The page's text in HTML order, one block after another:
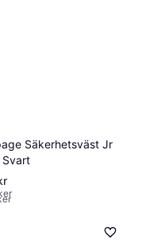
Ridpiska Svart
Säkerhetsväst Jr
Svart